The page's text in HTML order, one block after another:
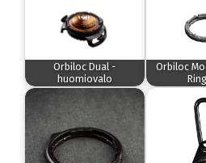
Orbiloc Dual -
huomiovalo
Orbiloc